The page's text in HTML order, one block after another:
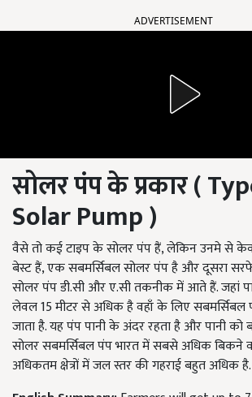
ADVERTISEMENT
सोलर पंप के प्रकार (
Solar Pump )
वैसे तो कई टाइप के सोलर पंप हैं, लेकिन उनमे से
बेस्ट हैं, एक सबमर्सिबल सोलर पंप है और दूसरा
सोलर पंप डी.सी और ए.सी तकनीक में आते हैं. जहां
लेवल 15 मीटर से अधिक है वहाँ के लिए सबमर्सिबल
जाता है. यह पंप पानी के अंदर रहता है और पानी को
सोलर सबमर्सिबल पंप भारत में सबसे अधिक बिकने
अधिकतम क्षेत्रों में जल स्तर की गहराई बहुत अधिक है.